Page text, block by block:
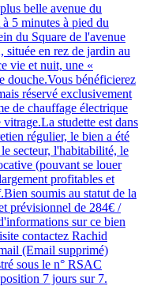
belle avenue du
5 minutes à pied du
du Square de l'avenue
située en rez de jardin au
vie et nuit, une «
douche.Vous bénéficierez
réservé exclusivement
de chauffage électrique
studette est dans
régulier, le bien a été
secteur, l'habitabilité, le
(pouvant se louer
profitables et
soumis au statut de la
prévisionnel de 284€ /
sur ce bien
contactez Rachid
(Email supprimé)
sous le n° RSAC
7 jours sur 7.